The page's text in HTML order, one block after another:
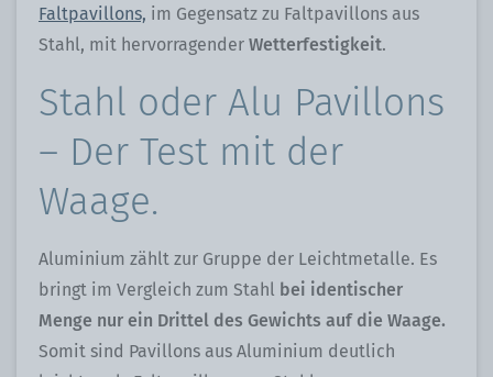
Faltpavillons, im Gegensatz zu Faltpavillons aus
Stahl, mit hervorragender Wetterfestigkeit.
Stahl oder Alu Pavillons
– Der Test mit der
Waage.
Aluminium zählt zur Gruppe der Leichtmetalle. Es
bringt im Vergleich zum Stahl bei identischer
Menge nur ein Drittel des Gewichts auf die Waage.
Somit sind Pavillons aus Aluminium deutlich